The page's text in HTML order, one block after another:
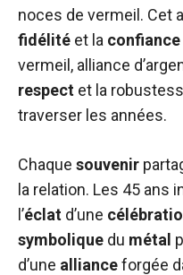
noces de vermeil. Cet
fidélité et la confiance
vermeil, alliance
respect et la
traverser les années.
Chaque souvenir
la relation. Les 45 ans
l’éclat d’une
symbolique du métal
d’une allianceforgée